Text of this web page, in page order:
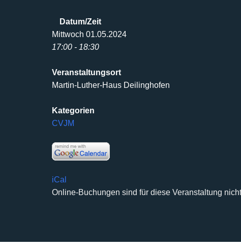
Datum/Zeit
Mittwoch 01.05.2024
17:00 - 18:30
Veranstaltungsort
Martin-Luther-Haus Deilinghofen
Kategorien
CVJM
iCal
Online-Buchungen sind für diese Veranstaltung